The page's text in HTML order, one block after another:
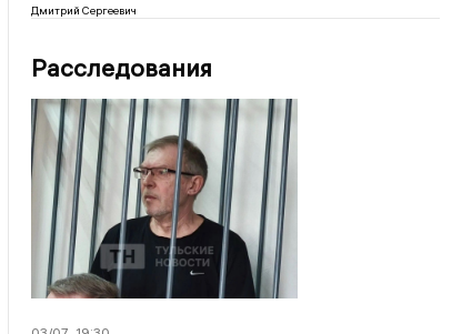
Дмитрий Сергеевич
Расследования